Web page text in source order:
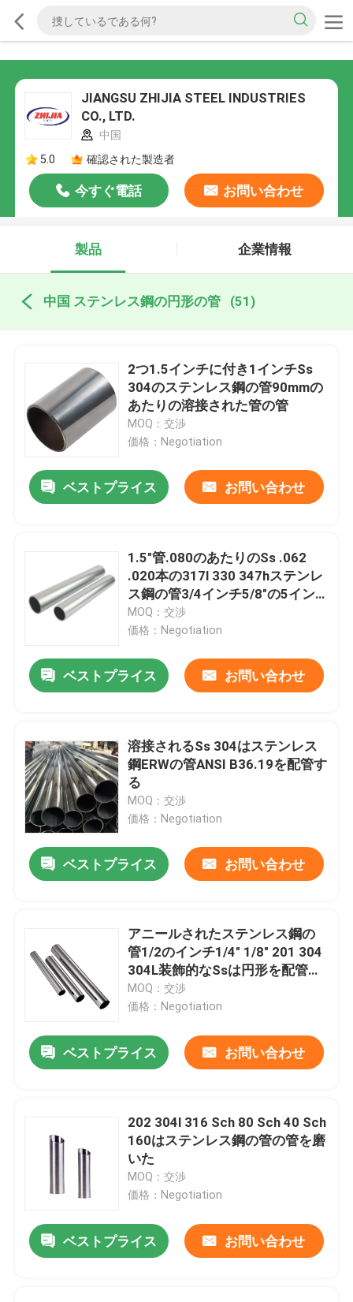
JIANGSU ZHIJIA STEEL INDUSTRIES
CO., LTD.
中国
5.0
確認された製造者
今すぐ電話 お問い合わせ
製品 企業情報
中国 ステンレス鋼の円形の管 (51)
2つ1.5インチに付き1インチSs
304のステンレス鋼の管90mmの
あたりの溶接された管の管
MOQ：交渉
価格：Negotiation
ベストプライス お問い合わせ
1.5"管.080のあたりのSs .062
.020本の317l 330 347hステンレ
ス鋼の管3/4インチ5/8"の5イン
チ
MOQ：交渉
価格：Negotiation
ベストプライス お問い合わせ
溶接されるSs 304はステンレス
鋼ERWの管ANSI B36.19を配管す
る
MOQ：交渉
価格：Negotiation
ベストプライス お問い合わせ
アニールされたステンレス鋼の
管1/2のインチ1/4" 1/8" 201 304
304L装飾的なSsは円形を配管す
る
MOQ：交渉
価格：Negotiation
ベストプライス お問い合わせ
202 304l 316 Sch 80 Sch 40 Sch
160はステンレス鋼の管の管を磨
いた
MOQ：交渉
価格：Negotiation
ベストプライス お問い合わせ